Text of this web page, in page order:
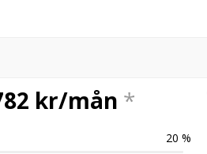
kr/mån *
20 %